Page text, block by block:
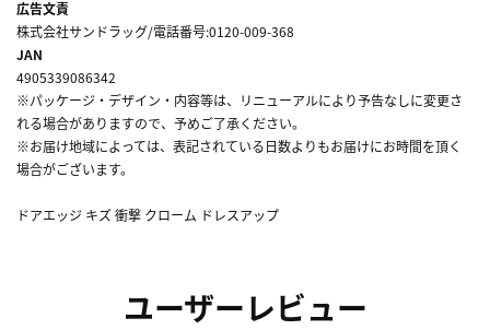
広告文責
株式会社サンドラッグ/電話番号:0120-009-368
JAN
4905339086342
※パッケージ・デザイン・内容等は、リニューアルにより予告なしに変更さ
れる場合がありますので、予めご了承ください。
※お届け地域によっては、表記されている日数よりもお届けにお時間を頂く
場合がございます。
ドアエッジ キズ 衝撃 クローム ドレスアップ
ユーザーレビュー